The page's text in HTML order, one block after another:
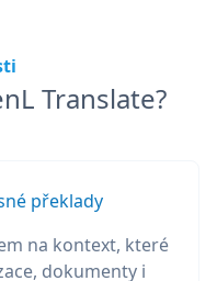
Translate?
překlady
na kontext, které
dokumenty i